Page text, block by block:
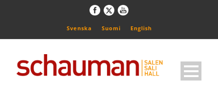
Svenska Suomi English